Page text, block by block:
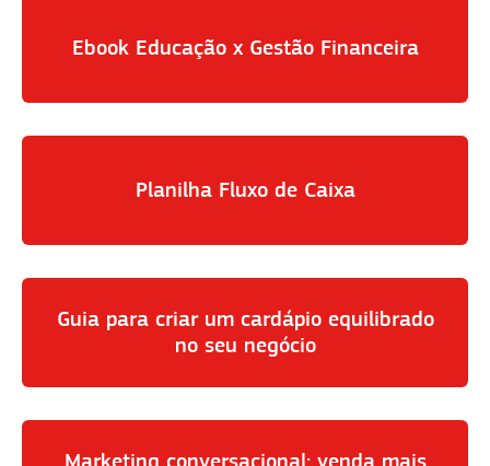
Ebook Educação x Gestão Financeira
Planilha Fluxo de Caixa
Guia para criar um cardápio equilibrado
no seu negócio